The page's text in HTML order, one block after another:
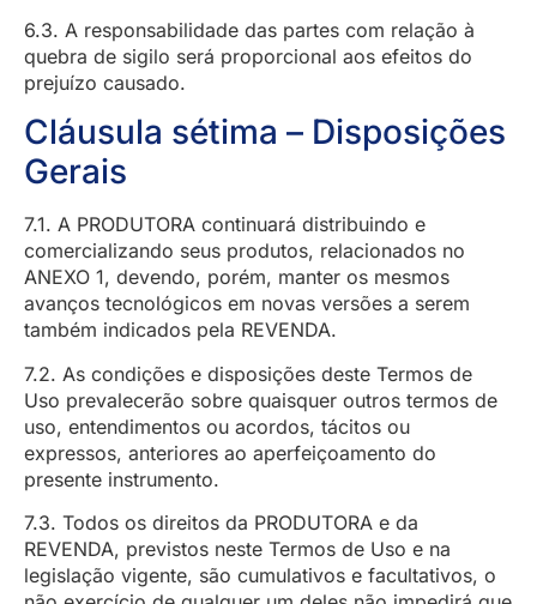
6.3. A responsabilidade das partes com relação à
quebra de sigilo será proporcional aos efeitos do
prejuízo causado.
Cláusula sétima – Disposições
Gerais
7.1. A PRODUTORA continuará distribuindo e
comercializando seus produtos, relacionados no
ANEXO 1, devendo, porém, manter os mesmos
avanços tecnológicos em novas versões a serem
também indicados pela REVENDA.
7.2. As condições e disposições deste Termos de
Uso prevalecerão sobre quaisquer outros termos de
uso, entendimentos ou acordos, tácitos ou
expressos, anteriores ao aperfeiçoamento do
presente instrumento.
7.3. Todos os direitos da PRODUTORA e da
REVENDA, previstos neste Termos de Uso e na
legislação vigente, são cumulativos e facultativos, o